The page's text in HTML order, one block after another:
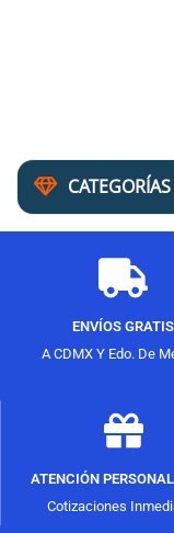
CATEGORÍAS
ENVÍOS GRATIS
A CDMX Y Edo. De
ATENCIÓN
Cotizaciones